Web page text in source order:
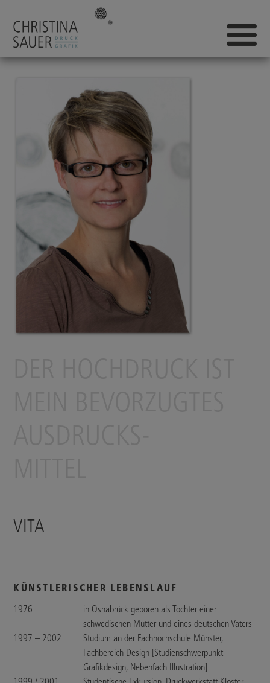
VITA
KÜNSTLERISCHER LEBENSLAUF
1976
in Osnabrück geboren als Tochter einer
schwedischen Mutter und eines deutschen Vaters
1997 – 2002
Studium an der Fachhochschule Münster,
Fachbereich Design [Studienschwerpunkt
Grafikdesign, Nebenfach Illustration]